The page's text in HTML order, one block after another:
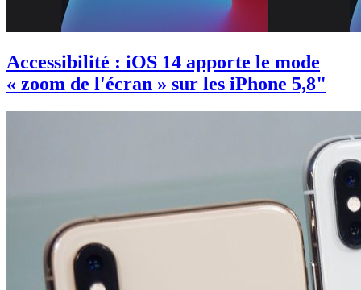
Accessibilité : iOS 14 apporte le mode
« zoom de l'écran » sur les iPhone 5,8"